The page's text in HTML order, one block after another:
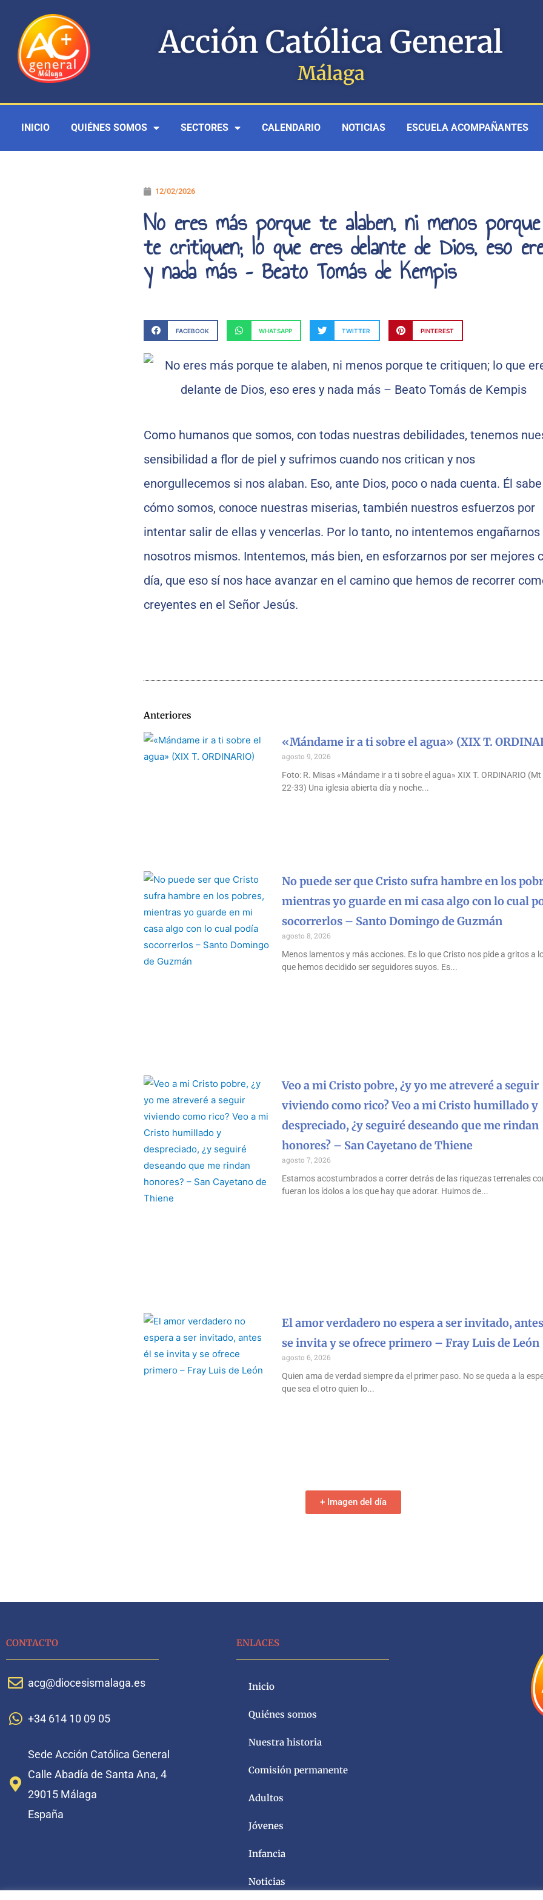
contenido
Acción Católica General
Málaga
INICIO QUIÉNES SOMOS SECTORES CALENDARIO NOTICIAS ESCUELA ACOMPAÑANTES
12/02/2026
No eres más porque te alaben, ni menos porque
te critiquen; lo que eres delante de Dios, eso
y nada más – Beato Tomás de Kempis
FACEBOOK WHATSAPP TWITTER PINTEREST
Como humanos que somos, con todas nuestras debilidades, tenemos
sensibilidad a flor de piel y sufrimos cuando nos critican y nos
enorgullecemos si nos alaban. Eso, ante Dios, poco o nada cuenta. Él sabe
cómo somos, conoce nuestras miserias, también nuestros esfuerzos por
intentar salir de ellas y vencerlas. Por lo tanto, no intentemos engañarnos
nosotros mismos. Intentemos, más bien, en esforzarnos por ser mejores
día, que eso sí nos hace avanzar en el camino que hemos de recorrer
creyentes en el Señor Jesús.
Anteriores
«Mándame ir a ti sobre el agua» (XIX T.
agosto 9, 2026
Foto: R. Misas «Mándame ir a ti sobre el agua» XIX T. ORDINARIO (Mt
22-33) Una iglesia abierta día y noche
No puede ser que Cristo sufra hambre en los
mientras yo guarde en mi casa algo con lo cual
socorrerlos – Santo Domingo de Guzmán
agosto 8, 2026
Menos lamentos y más acciones. Es lo que Cristo nos pide a gritos a
que hemos decidido ser seguidores suyos. Es
Veo a mi Cristo pobre, ¿y yo me atreveré a seguir
viviendo como rico? Veo a mi Cristo humillado y
despreciado, ¿y seguiré deseando que me rindan
honores? – San Cayetano de Thiene
agosto 7, 2026
Estamos acostumbrados a correr detrás de las riquezas terrenales
fueran los ídolos a los que hay que adorar. Huimos de
El amor verdadero no espera a ser invitado,
se invita y se ofrece primero – Fray Luis de León
agosto 6, 2026
Quien ama de verdad siempre da el primer paso. No se queda a la
que sea el otro quien lo
+ Imagen del día
CONTACTO
acg@diocesismalaga.es
+34 614 10 09 05
Sede Acción Católica General
Calle Abadía de Santa Ana, 4
29015 Málaga
España
ENLACES
Inicio
Quiénes somos
Nuestra historia
Comisión permanente
Adultos
Jóvenes
Infancia
Noticias